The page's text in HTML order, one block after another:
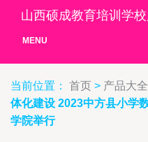
山西硕成教育培训学
MENU
当前位置： 首页 > 产品大全
体化建设 2023中方县小学
学院举行